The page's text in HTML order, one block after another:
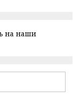
на наши